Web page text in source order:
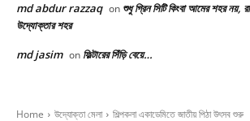
md abdur razzaq on শুধু গ্রিন সিটি কিংবা আমের শহর নয়,
উদ্যোক্তার শহর
md jasim on ফিল্টারের সিঁড়ি বেয়ে…